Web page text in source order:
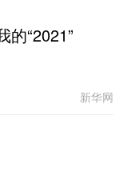
的“2021”
新华网